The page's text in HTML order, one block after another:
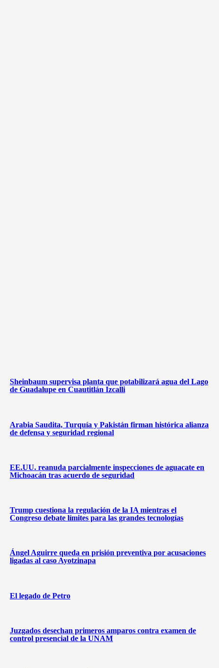
Sheinbaum supervisa planta que potabilizará agua del Lago
de Guadalupe en Cuautitlán Izcalli
Arabia Saudita, Turquía y Pakistán firman histórica alianza
de defensa y seguridad regional
EE.UU. reanuda parcialmente inspecciones de aguacate en
Michoacán tras acuerdo de seguridad
Trump cuestiona la regulación de la IA mientras el
Congreso debate límites para las grandes tecnologías
Ángel Aguirre queda en prisión preventiva por acusaciones
ligadas al caso Ayotzinapa
El legado de Petro
Juzgados desechan primeros amparos contra examen de
control presencial de la UNAM